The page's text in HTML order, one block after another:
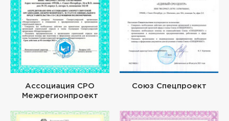
Ассоциация СРО
Межрегионпроект
Союз Спецпроект